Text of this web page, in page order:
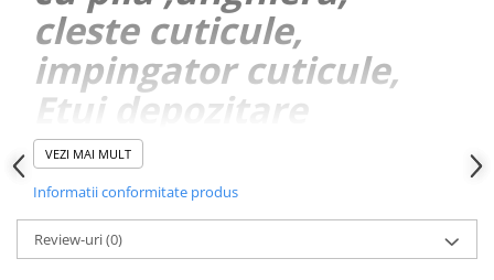
cleste cuticule,
impingator cuticule,
Etui depozitare
elegant, Negru
VEZI MAI MULT
Informatii conformitate produs
Review-uri(0)